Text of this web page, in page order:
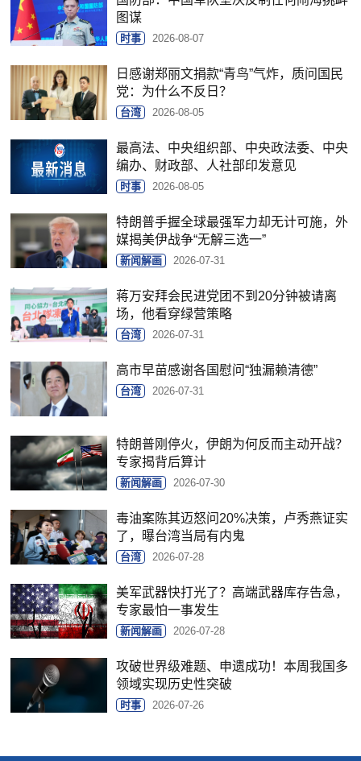
图谋
时事 2026-08-07
日感谢郑丽文捐款“青鸟”气炸，质问国民
党：为什么不反日？
台湾 2026-08-05
最高法、中央组织部、中央政法委、中央
编办、财政部、人社部印发意见
时事 2026-08-05
特朗普手握全球最强军力却无计可施，外
媒揭美伊战争“无解三选一”
新闻解画 2026-07-31
蒋万安拜会民进党团不到20分钟被请离
场，他看穿绿营策略
台湾 2026-07-31
高市早苗感谢各国慰问“独漏赖清德”
台湾 2026-07-31
特朗普刚停火，伊朗为何反而主动开战？
专家揭背后算计
新闻解画 2026-07-30
毒油案陈其迈怒问20%决策，卢秀燕证实
了，曝台湾当局有内鬼
台湾 2026-07-28
美军武器快打光了？高端武器库存告急，
专家最怕一事发生
新闻解画 2026-07-28
攻破世界级难题、申遗成功！本周我国多
领域实现历史性突破
时事 2026-07-26